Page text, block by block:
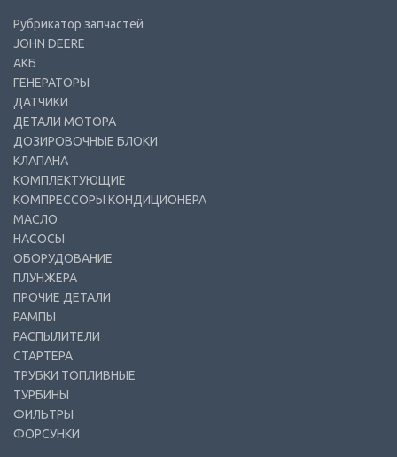
Рубрикатор запчастей
JOHN DEERE
АКБ
ГЕНЕРАТОРЫ
ДАТЧИКИ
ДЕТАЛИ МОТОРА
ДОЗИРОВОЧНЫЕ БЛОКИ
КЛАПАНА
КОМПЛЕКТУЮЩИЕ
КОМПРЕССОРЫ КОНДИЦИОНЕРА
МАСЛО
НАСОСЫ
ОБОРУДОВАНИЕ
ПЛУНЖЕРА
ПРОЧИЕ ДЕТАЛИ
РАМПЫ
РАСПЫЛИТЕЛИ
СТАРТЕРА
ТРУБКИ ТОПЛИВНЫЕ
ТУРБИНЫ
ФИЛЬТРЫ
ФОРСУНКИ